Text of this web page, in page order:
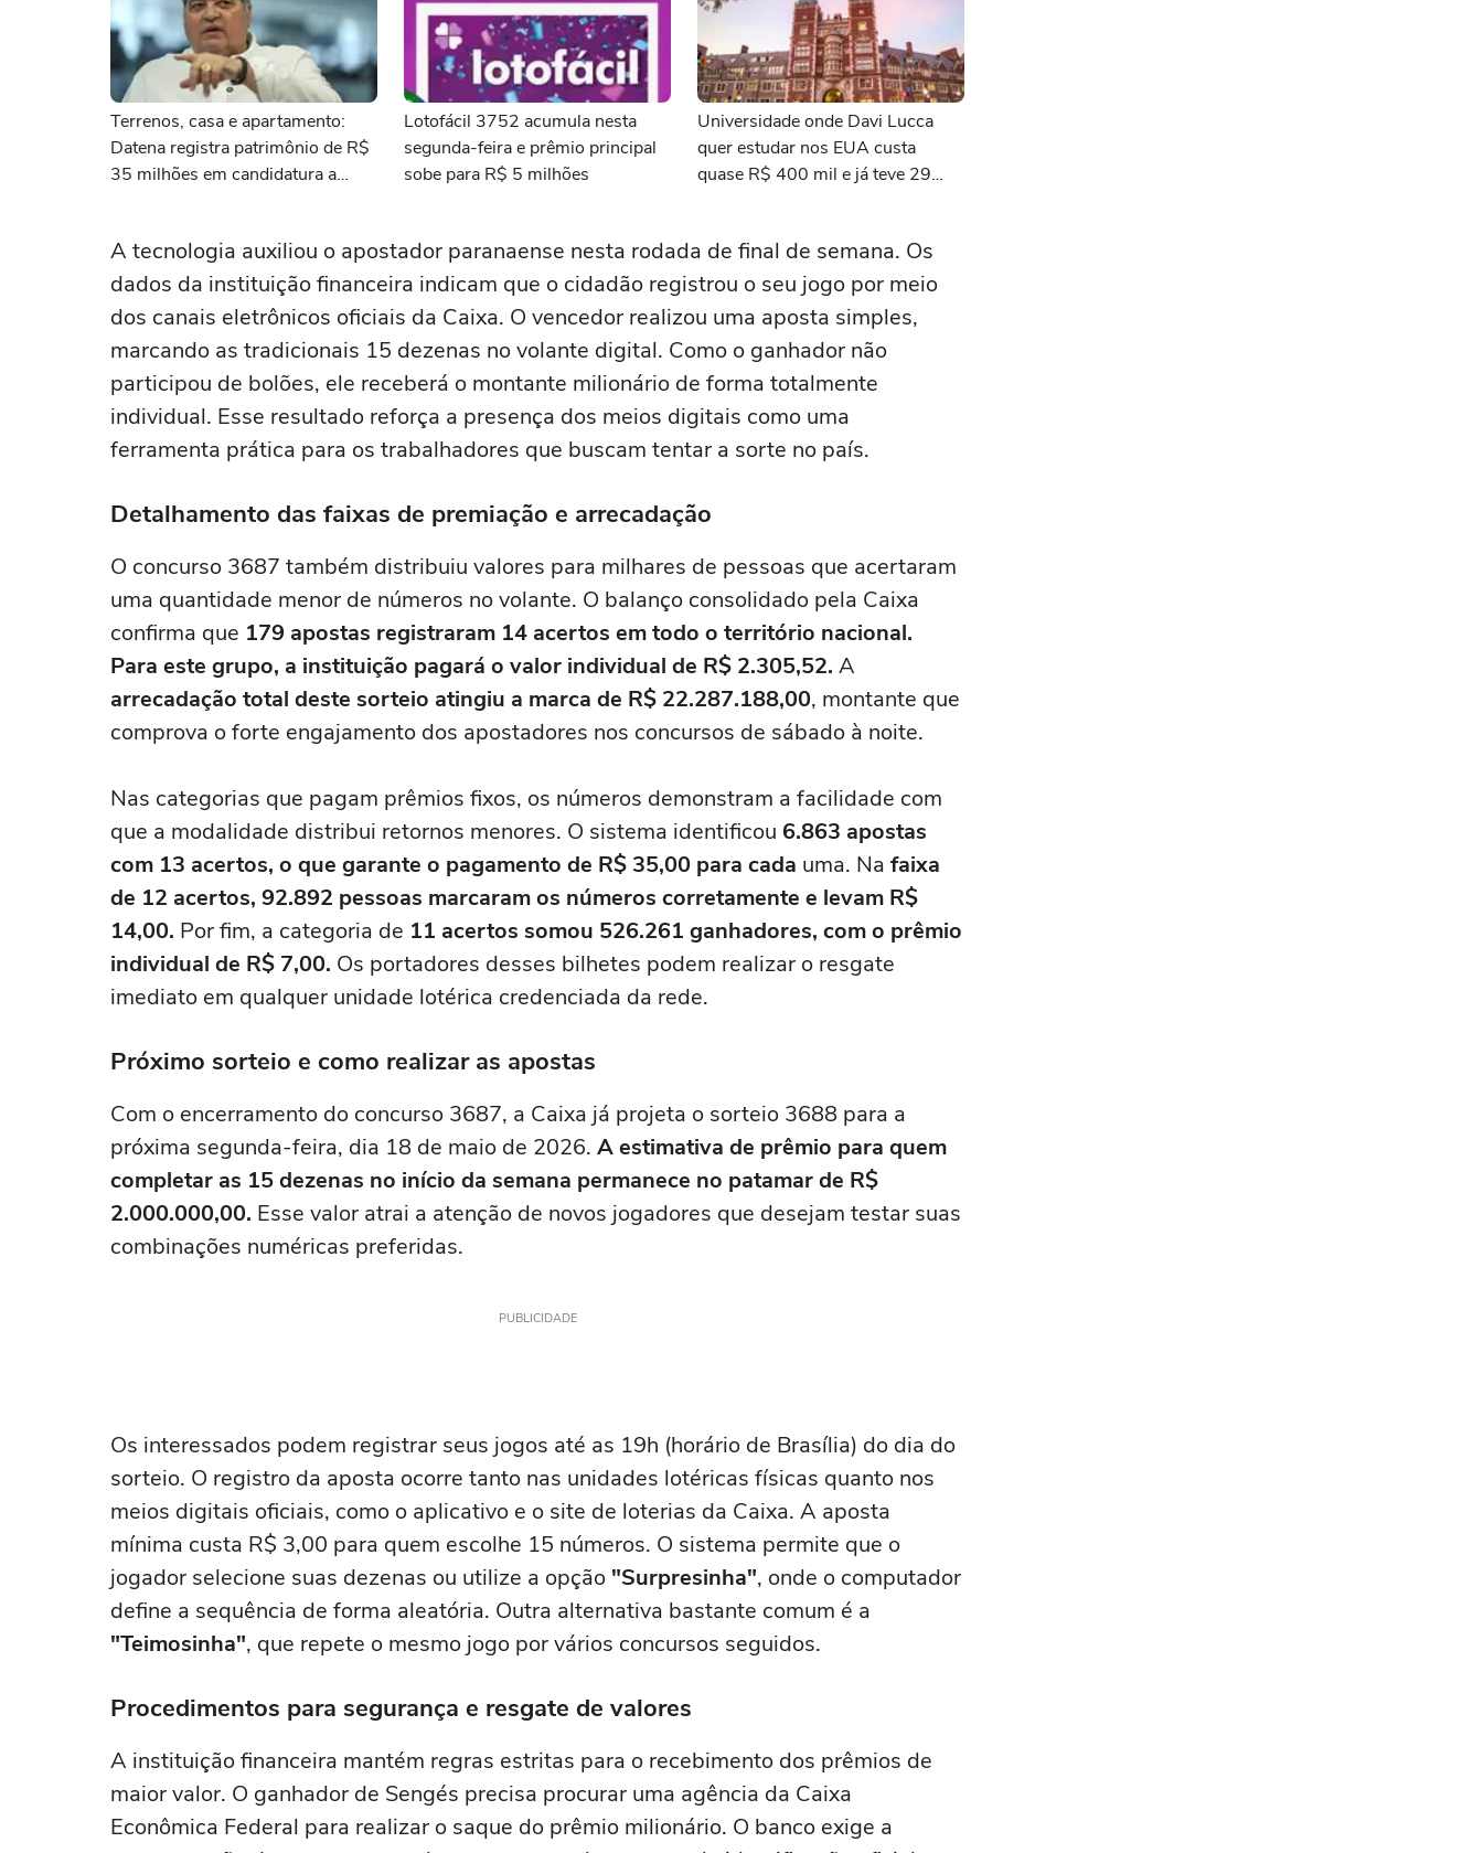
Terrenos, casa e apartamento:
Datena registra patrimônio de R$
35 milhões em candidatura a
Lotofácil 3752 acumula nesta
segunda-feira e prêmio principal
sobe para R$ 5 milhões
Universidade onde Davi Lucca
quer estudar nos EUA custa
quase R$ 400 mil e já teve 29
A tecnologia auxiliou o apostador paranaense nesta rodada de final de semana. Os
dados da instituição financeira indicam que o cidadão registrou o seu jogo por meio
dos canais eletrônicos oficiais da Caixa. O vencedor realizou uma aposta simples,
marcando as tradicionais 15 dezenas no volante digital. Como o ganhador não
participou de bolões, ele receberá o montante milionário de forma totalmente
individual. Esse resultado reforça a presença dos meios digitais como uma
ferramenta prática para os trabalhadores que buscam tentar a sorte no país.
Detalhamento das faixas de premiação e arrecadação
O concurso 3687 também distribuiu valores para milhares de pessoas que acertaram
uma quantidade menor de números no volante. O balanço consolidado pela Caixa
confirma que 179 apostas registraram 14 acertos em todo o território nacional.
Para este grupo, a instituição pagará o valor individual de R$ 2.305,52. A
arrecadação total deste sorteio atingiu a marca de R$ 22.287.188,00, montante que
comprova o forte engajamento dos apostadores nos concursos de sábado à noite.
Nas categorias que pagam prêmios fixos, os números demonstram a facilidade com
que a modalidade distribui retornos menores. O sistema identificou 6.863 apostas
com 13 acertos, o que garante o pagamento de R$ 35,00 para cada uma. Na faixa
de 12 acertos, 92.892 pessoas marcaram os números corretamente e levam R$
14,00. Por fim, a categoria de 11 acertos somou 526.261 ganhadores, com o prêmio
individual de R$ 7,00. Os portadores desses bilhetes podem realizar o resgate
imediato em qualquer unidade lotérica credenciada da rede.
Próximo sorteio e como realizar as apostas
Com o encerramento do concurso 3687, a Caixa já projeta o sorteio 3688 para a
próxima segunda-feira, dia 18 de maio de 2026. A estimativa de prêmio para quem
completar as 15 dezenas no início da semana permanece no patamar de R$
2.000.000,00. Esse valor atrai a atenção de novos jogadores que desejam testar suas
combinações numéricas preferidas.
PUBLICIDADE
Os interessados podem registrar seus jogos até as 19h (horário de Brasília) do dia do
sorteio. O registro da aposta ocorre tanto nas unidades lotéricas físicas quanto nos
meios digitais oficiais, como o aplicativo e o site de loterias da Caixa. A aposta
mínima custa R$ 3,00 para quem escolhe 15 números. O sistema permite que o
jogador selecione suas dezenas ou utilize a opção "Surpresinha", onde o computador
define a sequência de forma aleatória. Outra alternativa bastante comum é a
"Teimosinha", que repete o mesmo jogo por vários concursos seguidos.
Procedimentos para segurança e resgate de valores
A instituição financeira mantém regras estritas para o recebimento dos prêmios de
maior valor. O ganhador de Sengés precisa procurar uma agência da Caixa
Econômica Federal para realizar o saque do prêmio milionário. O banco exige a